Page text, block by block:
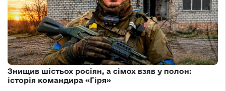
Знищив шістьох росіян, а сімох взяв у полон:
історія командира «Гіря»